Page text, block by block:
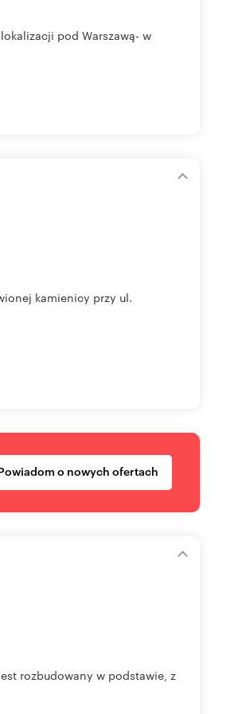
pod Warszawą- w
kamienicy przy ul.
o nowych ofertach
rozbudowany w podstawie, z